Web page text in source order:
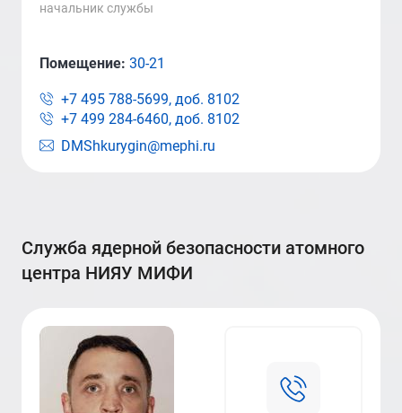
начальник службы
DMShkurygin@mephi.ru
Помещение: 30-21
+7 495 788-5699, доб. 8102
+7 499 284-6460, доб. 8102
Служба ядерной безопасности атомного
центра НИЯУ МИФИ